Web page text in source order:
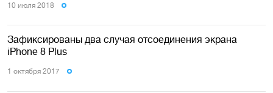
10 июля 2018
Зафиксированы два случая отсоединения экрана
iPhone 8 Plus
1 октября 2017